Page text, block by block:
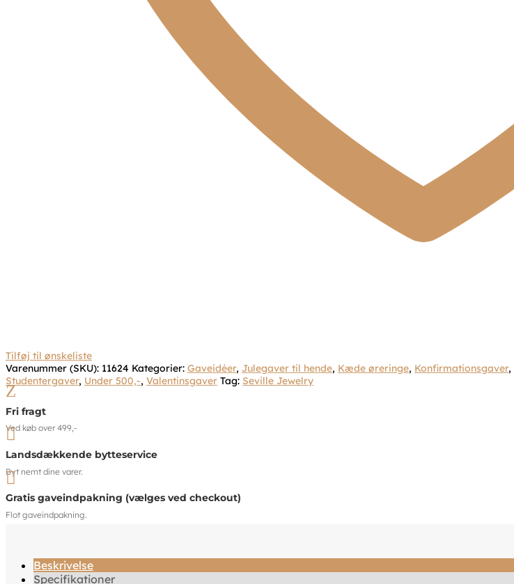
Tilføj til ønskeliste
Varenummer (SKU): 11624 Kategorier: Gaveidéer, Julegaver til hende, Kæde øreringe, Konfirmationsgaver,
Studentergaver, Under 500,-, Valentinsgaver Tag: Seville Jewelry
Z
Fri fragt
Ved køb over 499,-

Landsdækkende bytteservice
Byt nemt dine varer.

Gratis gaveindpakning (vælges ved checkout)
Flot gaveindpakning.
Beskrivelse
Specifikationer